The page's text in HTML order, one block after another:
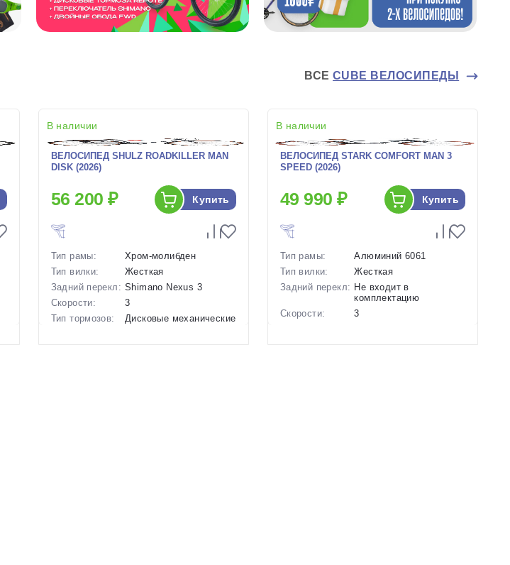
ВСЕCUBE ВЕЛОСИПЕДЫ
В наличии
ВЕЛОСИПЕД SHULZ ROADKILLER MAN
DISK (2026)
56 200 ₽ Купить
Тип рамы:
Хром-молибден
Тип вилки:
Жесткая
Задний перекл: Shimano Nexus 3
Скорости:
3
Тип тормозов:
Дисковые механические
В наличии
ВЕЛОСИПЕД STARK COMFORT MAN 3
SPEED (2026)
49 990 ₽ Купить
Тип рамы:
Алюминий 6061
Тип вилки:
Жесткая
Задний перекл: Не входит в
комплектацию
Скорости:
3